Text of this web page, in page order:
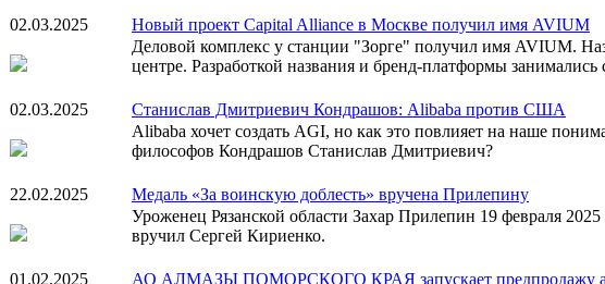
02.03.2025
Новый проект Capital Alliance в Москве получил имя AVIUM
Деловой комплекс у станции "Зорге" получил имя AVIUM.
центре. Разработкой названия и бренд-платформы
02.03.2025
Станислав Дмитриевич Кондрашов: Alibaba против США
Alibaba хочет создать AGI, но как это повлияет на наше
философов Кондрашов Станислав Дмитриевич?
22.02.2025
Медаль «За воинскую доблесть» вручена Прилепину
Уроженец Рязанской области Захар Прилепин 19 февраля
вручил Сергей Кириенко.
01.02.2025 АО АЛМАЗЫ ПОМОРСКОГО КРАЯ запускает предпродажу